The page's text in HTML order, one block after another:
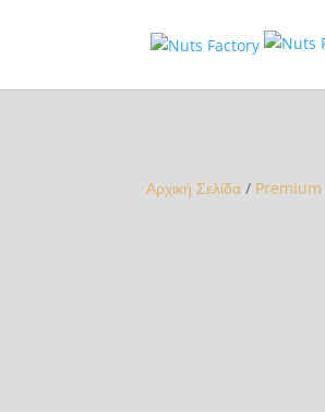
Αρχική Σελίδα / Premium